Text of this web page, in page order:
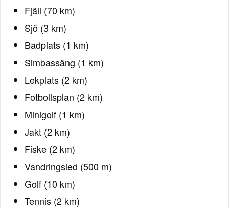
Fjäll (70 km)
Sjö (3 km)
Badplats (1 km)
Simbassäng (1 km)
Lekplats (2 km)
Fotbollsplan (2 km)
Minigolf (1 km)
Jakt (2 km)
Fiske (2 km)
Vandringsled (500 m)
Golf (10 km)
Tennis (2 km)